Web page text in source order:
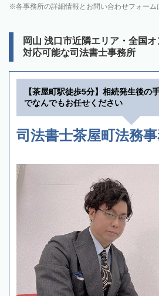
各事務所の詳細情報とお問い合わせフォー
岡山 浅口市近隣エリア・全国
対応可能な司法書士事務所
【茶屋町駅徒歩5分】相続発生後の
でなんでもお任せください
司法書士茶屋町法務